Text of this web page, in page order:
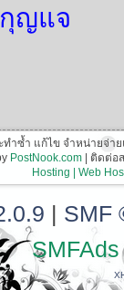
กุญแจ
ำซ้ำ แก้ไข จำหน่ายจ่า
PostNook.com| ติดต่อส
Hosting | Web
| SMF
SMFAds